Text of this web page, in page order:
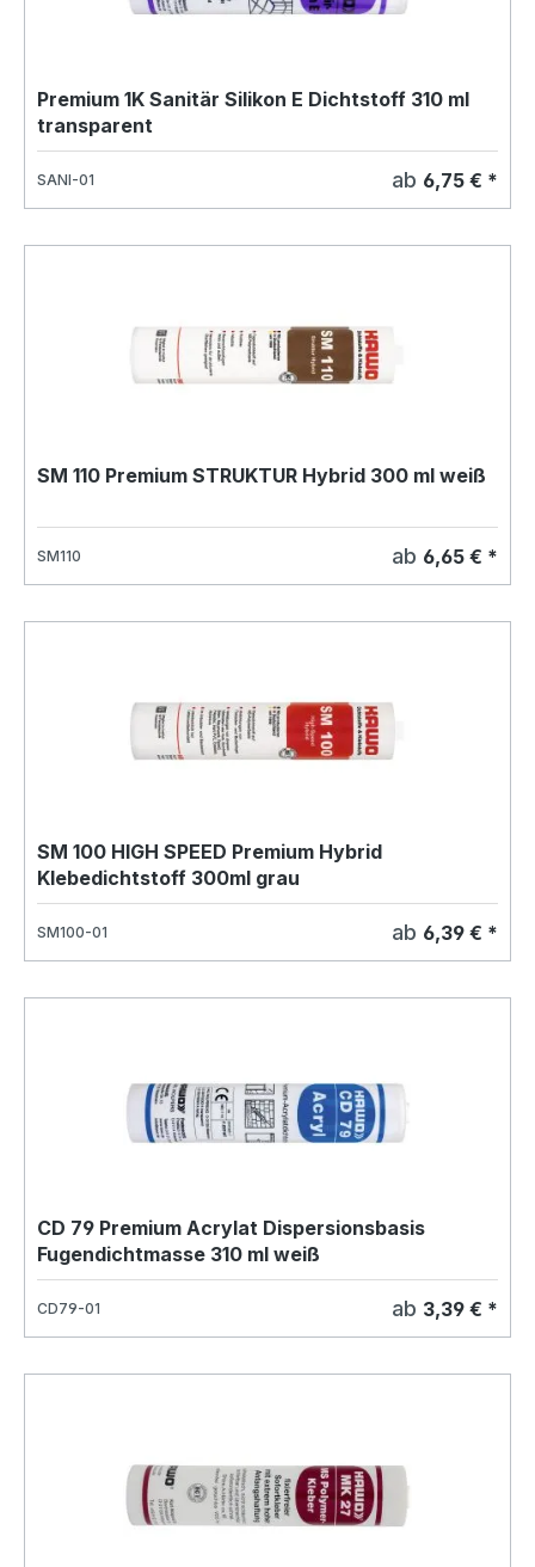
Premium 1K Sanitär Silikon E Dichtstoff 310 ml
transparent
SANI-01 ab 6,75 € *
SM 110 Premium STRUKTUR Hybrid 300 ml weiß
SM110 ab 6,65 € *
SM 100 HIGH SPEED Premium Hybrid
Klebedichtstoff 300ml grau
SM100-01 ab 6,39 € *
CD 79 Premium Acrylat Dispersionsbasis
Fugendichtmasse 310 ml weiß
CD79-01 ab 3,39 € *